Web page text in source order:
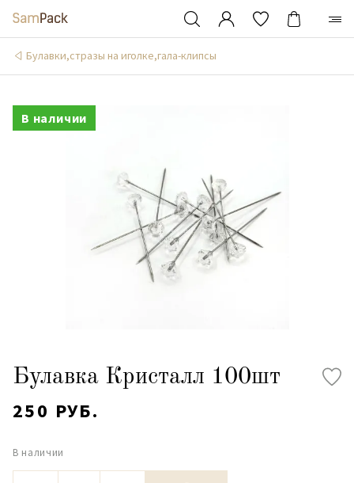
Булавки,стразы на иголке,гала-клипсы
В наличии
Булавка Кристалл 100шт
250 РУБ.
В наличии